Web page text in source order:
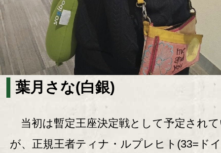
葉月さな(白銀)
当初は暫定王座決定戦として予定され
が、正規王者ティナ・ルプレヒト(33=ド